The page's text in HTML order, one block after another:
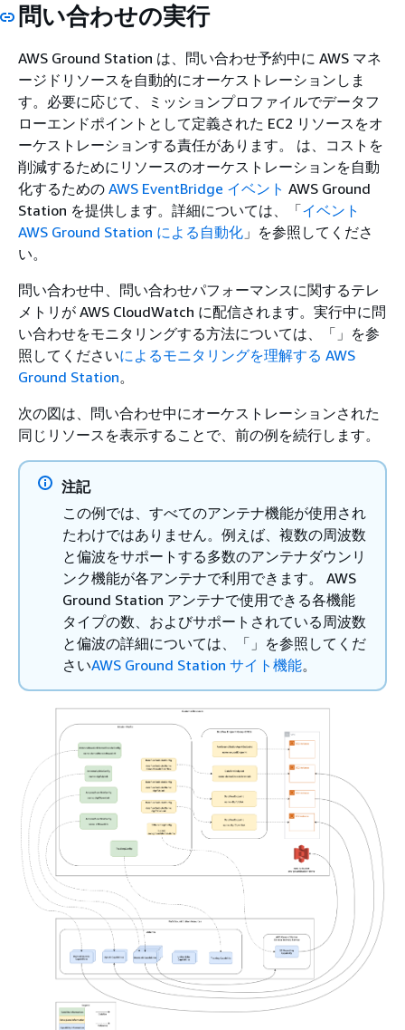
問い合わせの実行
AWS Ground Station は、問い合わせ予約中に AWS マネ
ージドリソースを自動的にオーケストレーションしま
す。必要に応じて、ミッションプロファイルでデータフ
ローエンドポイントとして定義された EC2 リソースをオ
ーケストレーションする責任があります。 は、コストを
削減するためにリソースのオーケストレーションを自動
化するための AWS EventBridge イベント AWS Ground
Station を提供します。詳細については、「イベント
AWS Ground Station による自動化 」を参照してくださ
い。
問い合わせ中、問い合わせパフォーマンスに関するテレ
メトリが AWS CloudWatch に配信されます。実行中に問
い合わせをモニタリングする方法については、「」を参
照してくださいによるモニタリングを理解する AWS
Ground Station。
次の図は、問い合わせ中にオーケストレーションされた
同じリソースを表示することで、前の例を続行します。
注記
この例では、すべてのアンテナ機能が使用され
たわけではありません。例えば、複数の周波数
と偏波をサポートする多数のアンテナダウンリ
ンク機能が各アンテナで利用できます。 AWS
Ground Station アンテナで使用できる各機能
タイプの数、およびサポートされている周波数
と偏波の詳細については、「」を参照してくだ
さいAWS Ground Station サイト機能。